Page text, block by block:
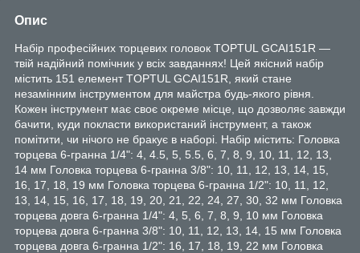
Опис
Набір професійних торцевих головок TOPTUL GCAI151R —
твій надійний помічник у всіх завданнях! Цей якісний набір
містить 151 елемент TOPTUL GCAI151R, який стане
незамінним інструментом для майстра будь-якого рівня.
Кожен інструмент має своє окреме місце, що дозволяє завжди
бачити, куди покласти використаний інструмент, а також
помітити, чи нічого не бракує в наборі. Набір містить: Головка
торцева 6-гранна 1/4": 4, 4.5, 5, 5.5, 6, 7, 8, 9, 10, 11, 12, 13,
14 мм Головка торцева 6-гранна 3/8": 10, 11, 12, 13, 14, 15,
16, 17, 18, 19 мм Головка торцева 6-гранна 1/2": 10, 11, 12,
13, 14, 15, 16, 17, 18, 19, 20, 21, 22, 24, 27, 30, 32 мм Головка
торцева довга 6-гранна 1/4": 4, 5, 6, 7, 8, 9, 10 мм Головка
торцева довга 6-гранна 3/8": 10, 11, 12, 13, 14, 15 мм Головка
торцева довга 6-гранна 1/2": 16, 17, 18, 19, 22 мм Головка